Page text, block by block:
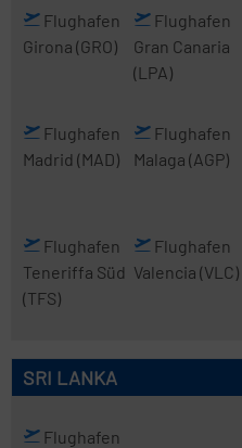
Flughafen
Girona (GRO)
Flughafen
Gran Canaria
(LPA)
Flughafen
Madrid (MAD)
Flughafen
Malaga (AGP)
Flughafen
Teneriffa Süd
(TFS)
Flughafen
Valencia (VLC)
SRI LANKA
Flughafen